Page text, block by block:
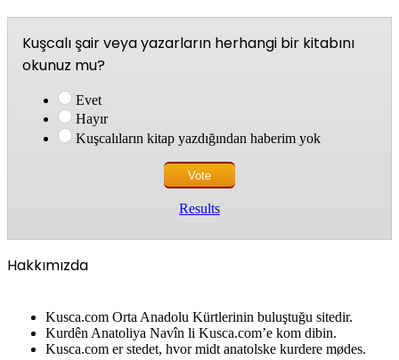
Kuşcalı şair veya yazarların herhangi bir kitabını
okunuz mu?
Evet
Hayır
Kuşcalıların kitap yazdığından haberim yok
Results
Hakkımızda
Kusca.com Orta Anadolu Kürtlerinin buluştuğu sitedir.
Kurdên Anatoliya Navîn li Kusca.com’e kom dibin.
Kusca.com er stedet, hvor midt anatolske kurdere mødes.